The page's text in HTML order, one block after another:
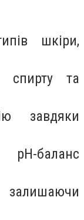
шкіри,
спирту та
завдяки
pH-баланс
залишаючи